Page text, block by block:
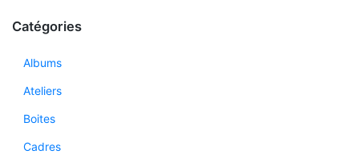
Catégories
Albums
Ateliers
Boites
Cadres